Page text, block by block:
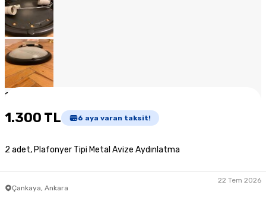
1
1.300 TL 6 aya varan taksit!
2 adet, Plafonyer Tipi Metal Avize Aydınlatma
Çankaya, Ankara
22 Tem 2026